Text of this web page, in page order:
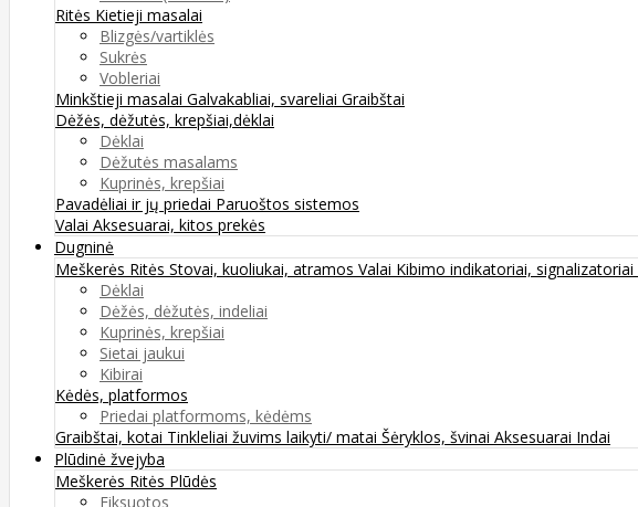
Ritės Kietieji masalai
Blizgės/vartiklės
Sukrės
Vobleriai
Minkštieji masalai Galvakabliai, svareliai Graibštai
Dėžės, dėžutės, krepšiai,dėklai
Dėklai
Dėžutės masalams
Kuprinės, krepšiai
Pavadėliai ir jų priedai Paruoštos sistemos
Valai Aksesuarai, kitos prekės
Dugninė
Meškerės Ritės Stovai, kuoliukai, atramos Valai Kibimo indikatoriai, signalizatoriai
Dėklai
Dėžės, dėžutės, indeliai
Kuprinės, krepšiai
Sietai jaukui
Kibirai
Kėdės, platformos
Priedai platformoms, kėdėms
Graibštai, kotai Tinkleliai žuvims laikyti/ matai Šėryklos, švinai Aksesuarai Indai
Plūdinė žvejyba
Meškerės Ritės Plūdės
Fiksuotos